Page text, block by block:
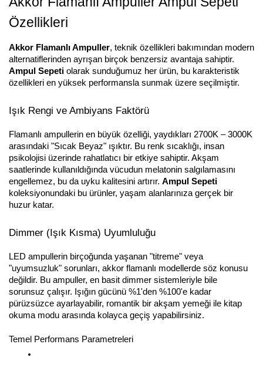
Özellikleri
Akkor Flamanlı Ampuller, teknik özellikleri bakımından modern
alternatiflerinden ayrışan birçok benzersiz avantaja sahiptir.
Ampul Sepeti olarak sunduğumuz her ürün, bu karakteristik
özellikleri en yüksek performansla sunmak üzere seçilmiştir.
Işık Rengi ve Ambiyans Faktörü
Flamanlı ampullerin en büyük özelliği, yaydıkları 2700K – 3000K
arasındaki "Sıcak Beyaz" ışıktır. Bu renk sıcaklığı, insan
psikolojisi üzerinde rahatlatıcı bir etkiye sahiptir. Akşam
saatlerinde kullanıldığında vücudun melatonin salgılamasını
engellemez, bu da uyku kalitesini artırır. Ampul Sepeti
koleksiyonundaki bu ürünler, yaşam alanlarınıza gerçek bir
huzur katar.
Dimmer (Işık Kısma) Uyumluluğu
LED ampullerin birçoğunda yaşanan "titreme" veya
"uyumsuzluk" sorunları, akkor flamanlı modellerde söz konusu
değildir. Bu ampuller, en basit dimmer sistemleriyle bile
sorunsuz çalışır. Işığın gücünü %1'den %100'e kadar
pürüzsüzce ayarlayabilir, romantik bir akşam yemeği ile kitap
okuma modu arasında kolayca geçiş yapabilirsiniz.
Temel Performans Parametreleri